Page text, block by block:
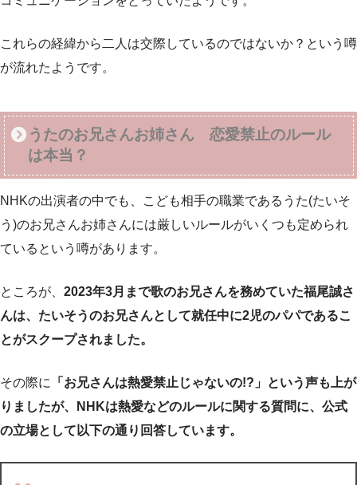
これらの経緯から二人は交際しているのではないか？という噂
が流れたようです。
うたのお兄さんお姉さん 恋愛禁止のルール
は本当？
NHKの出演者の中でも、こども相手の職業であるうた(たいそ
う)のお兄さんお姉さんには厳しいルールがいくつも定められ
ているという噂があります。
ところが、 2023年3月まで歌のお兄さんを務めていた福尾誠さ
んは、たいそうのお兄さんとして就任中に2児のパパであるこ
とがスクープされました。
その際に
「お兄さんは熱愛禁止じゃないの!?」という声も上が
りましたが、NHKは熱愛などのルールに関する質問に、公式
の立場として以下の通り回答しています。